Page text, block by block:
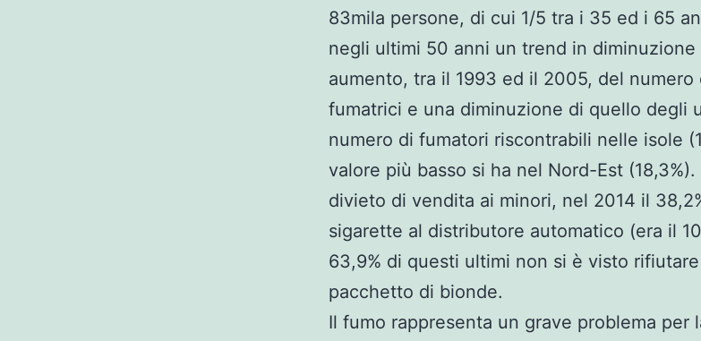
83mila persone, di cui 1/5 tra i 35 ed i 65
negli ultimi 50 anni un trend in diminuzione
aumento, tra il 1993 ed il 2005, del numero
fumatrici e una diminuzione di quello degli
numero di fumatori riscontrabili nelle isole
valore più basso si ha nel Nord-Est
divieto di vendita ai minori, nel 2014 il
sigarette al distributore automatico (era il
63,9% di questi ultimi non si è visto
pacchetto di bionde.
Il fumo rappresenta un grave problema per